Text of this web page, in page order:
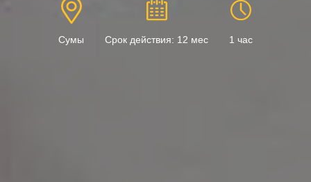
Сумы Срок действия: 12 мес 1 час